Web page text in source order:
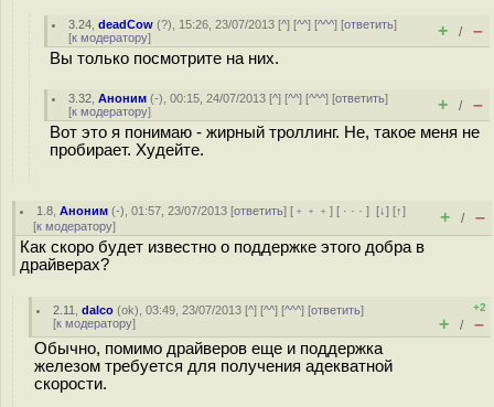
3.24 ,deadCow (?), 15:26, 23/07/2013 [^] [^^] [^^^] [ответить]
[к модератору] + / –
Вы только посмотрите на них.
3.32 ,Аноним (-), 00:15, 24/07/2013 [^] [^^] [^^^] [ответить]
[к модератору] + / –
Вот это я понимаю - жирный троллинг. Не, такое меня не
пробирает. Худейте.
1.8 ,Аноним (-), 01:57, 23/07/2013 [ответить] [ ﹢﹢﹢] [ · · ·][↓] [↑]
[к модератору] + / –
Как скоро будет известно о поддержке этого добра в
драйверах?
2.11 ,dalco (ok), 03:49, 23/07/2013 [^] [^^] [^^^] [ответить]
[к модератору]
+2
+ / –
Обычно, помимо драйверов еще и поддержка
железом требуется для получения адекватной
скорости.